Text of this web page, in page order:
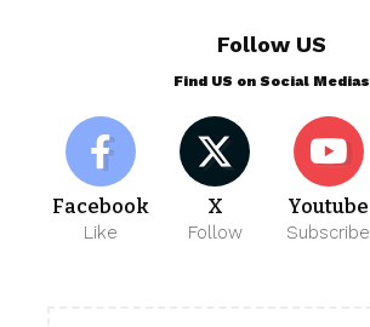
Follow US
Find US on Social Medias
Facebook
Like
X
Follow
Youtube
Subscribe